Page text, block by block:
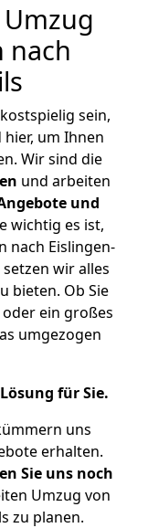
nach
sein,
um Ihnen
Wir sind die
und arbeiten
und
wichtig es ist,
nach Eislingen-
wir alles
bieten. Ob Sie
ein großes
umgezogen
für Sie.
uns
erhalten.
Sie uns noch
Umzug von
zu planen.